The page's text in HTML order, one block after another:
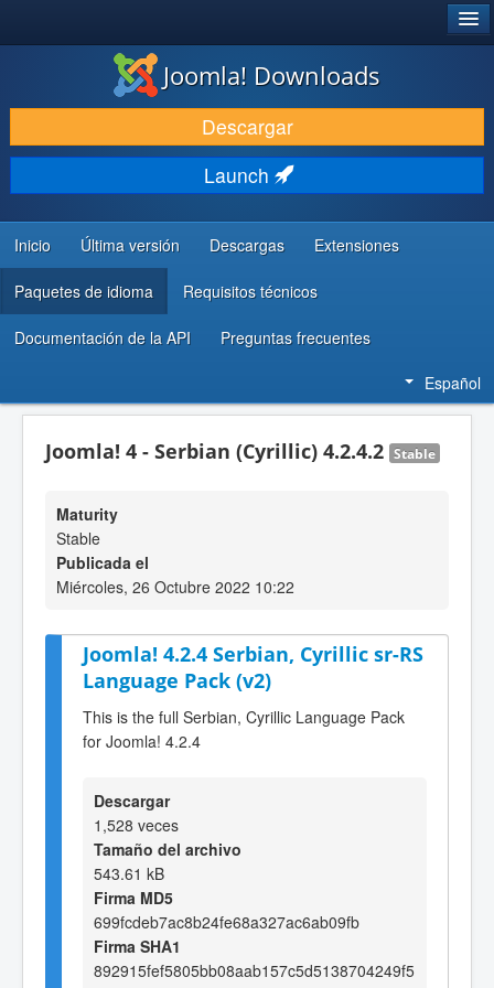
DESCARGAR & EXTENDER
DESCUBRE & APRENDE
COMUNIDAD & SOPORTE
RECURSOS PARA DESARROLLADORES
Joomla! Downloads
Descargar
Launch
Inicio Última versión Descargas Extensiones
Paquetes de idioma Requisitos técnicos
Documentación de la API Preguntas frecuentes
Español
Joomla! 4 - Serbian (Cyrillic) 4.2.4.2 Stable
Maturity
Stable
Publicada el
Miércoles, 26 Octubre 2022 10:22
Joomla! 4.2.4 Serbian, Cyrillic sr-RS
Language Pack (v2)
This is the full Serbian, Cyrillic Language Pack
for Joomla! 4.2.4
Descargar
1,528 veces
Tamaño del archivo
543.61 kB
Firma MD5
699fcdeb7ac8b24fe68a327ac6ab09fb
Firma SHA1
892915fef5805bb08aab157c5d5138704249f5